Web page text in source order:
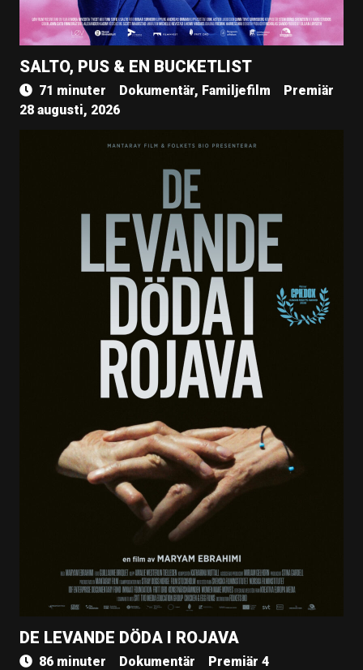
SALTO, PUS & EN BUCKETLIST
71 minuter Dokumentär, Familjefilm
Premiär
28 augusti, 2026
DE LEVANDE DÖDA I ROJAVA
86 minuter Dokumentär
Premiär 4